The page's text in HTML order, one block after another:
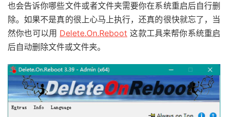
也会告诉你哪些文件或者文件夹需要你在系统重启后自行删
除。如果不是真的很上心马上执行，还真的很快就忘了，当
然你也可以用 Delete.On.Reboot 这款工具来帮你系统重启
后自动删除文件或文件夹。